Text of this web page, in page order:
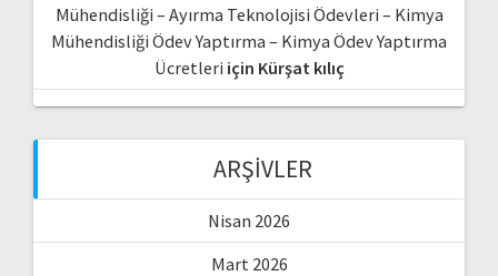
Mühendisliği – Ayırma Teknolojisi Ödevleri – Kimya
Mühendisliği Ödev Yaptırma – Kimya Ödev Yaptırma
Ücretleri için Kürşat kılıç
ARŞIVLER
Nisan 2026
Mart 2026